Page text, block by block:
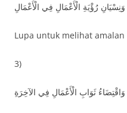
وَنِسْيَانِ رُؤْيَةِ الْأَعْمَالِ فِي الْأَعْمَالِ
Lupa untuk melihat
3)
وَاقْتِضَاءُ ثَوَابِ الْأَعْمَالِ فِي الآخِرَةِ